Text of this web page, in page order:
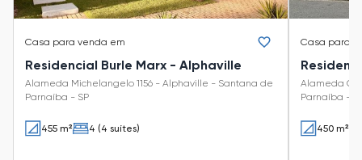
Casa para venda em
Residencial Burle Marx - Alphaville
Alameda Michelangelo 1156 - Alphaville - Santana de
Parnaíba - SP
455 m² 4 (4 suítes)
Casa para
Alameda Corvina 936 -
Parnaíba -
450 m²